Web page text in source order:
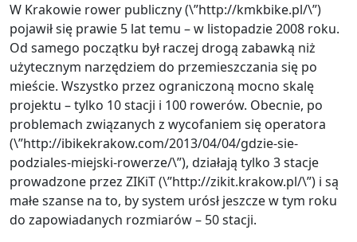
W Krakowie rower publiczny (\”http://kmkbike.pl/\”)
pojawił się prawie 5 lat temu – w listopadzie 2008 roku.
Od samego początku był raczej drogą zabawką niż
użytecznym narzędziem do przemieszczania się po
mieście. Wszystko przez ograniczoną mocno skalę
projektu – tylko 10 stacji i 100 rowerów. Obecnie, po
problemach związanych z wycofaniem się operatora
(\”http://ibikekrakow.com/2013/04/04/gdzie-sie-
podziales-miejski-rowerze/\”), działają tylko 3 stacje
prowadzone przez ZIKiT (\”http://zikit.krakow.pl/\”) i są
małe szanse na to, by system urósł jeszcze w tym roku
do zapowiadanych rozmiarów – 50 stacji.